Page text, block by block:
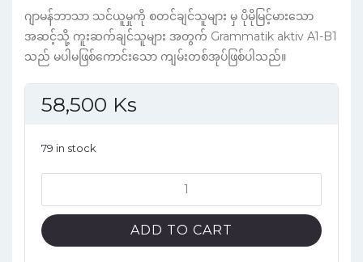
ဂျာမန်ဘာသာ သင်ယူမှုကို စတင်ချင်သူများ မှ ပိုမိုမြင့်မားသော
အဆင့်သို့ ကူးဆက်ချင်သူများ အတွက် Grammatik aktiv A1-B1
သည် မပါမဖြစ်ကောင်းသော ကျမ်းတစ်အုပ်ဖြစ်ပါသည်။
58,500 Ks
79 in stock
aktiv
A1-
B1
ADD TO CART